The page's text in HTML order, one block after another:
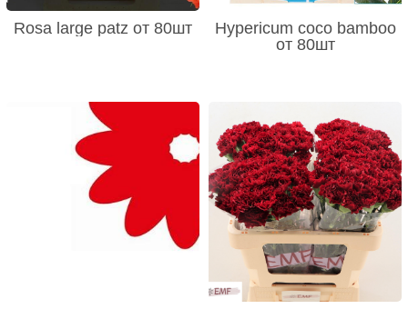
Rosa large patz от 80шт
Hypericum coco bamboo
от 80шт